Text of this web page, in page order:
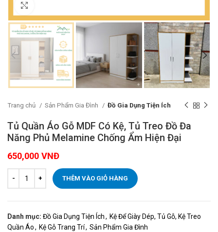
Trang chủ Sản Phẩm Gia Đình Đồ Gia Dụng Tiện Ích
Tủ Quần Áo Gỗ MDF Có Kệ, Tủ Treo Đồ Đa
Năng Phủ Melamine Chống Ẩm Hiện Đại
650,000 VNĐ
THÊM VÀO GIỎ HÀNG
Danh mục: Đồ Gia Dụng Tiện Ích, Kệ Để Giày Dép, Tủ Gỗ, Kệ Treo
Quần Áo, Kệ Gỗ Trang Trí, Sản Phẩm Gia Đình